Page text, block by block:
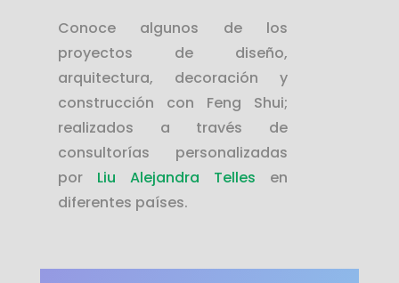
Conoce algunos de los
proyectos de diseño,
arquitectura, decoración y
construcción con Feng Shui;
realizados a través de
consultorías personalizadas
por Liu Alejandra Telles en
diferentes países.